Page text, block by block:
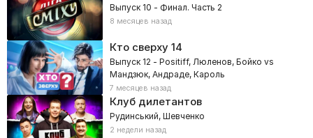
Выпуск 10 - Финал. Часть 2
8 месяцев назад
Кто сверху14
Выпуск 12 - Positiff, Люленов, Бойко vs
Мандзюк, Андраде, Кароль
7 месяцев назад
Клуб дилетантов
Рудинський, Шевченко
2 недели назад